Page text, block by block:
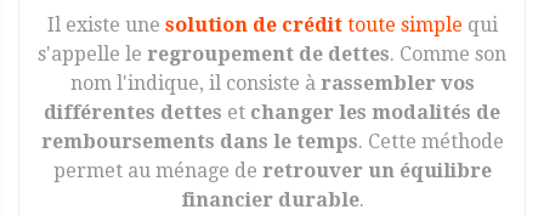
Il existe une solution de crédittoute simple qui
s'appelle le regroupement de dettes. Comme son
nom l'indique, il consiste à rassembler vos
différentes dettes et changer les modalités de
remboursements dans le temps. Cette méthode
permet au ménage de retrouver un équilibre
financier durable.